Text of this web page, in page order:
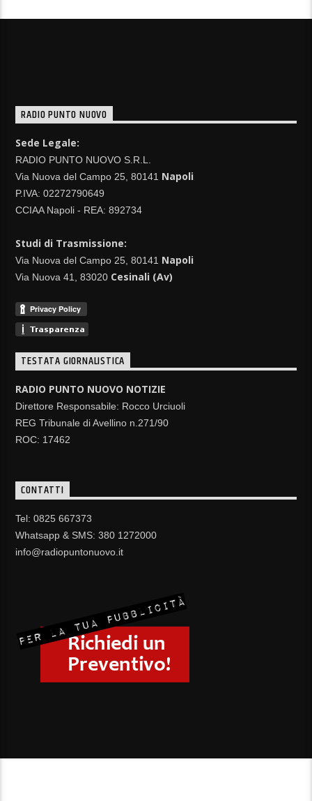
RADIO PUNTO NUOVO
Sede Legale:
RADIO PUNTO NUOVO S.R.L.
Via Nuova del Campo 25, 80141 Napoli
P.IVA: 02272790649
CCIAA Napoli - REA: 892734
Studi di Trasmissione:
Via Nuova del Campo 25, 80141 Napoli
Via Nuova 41, 83020 Cesinali (Av)
TESTATA GIORNALISTICA
RADIO PUNTO NUOVO NOTIZIE
Direttore Responsabile: Rocco Urciuoli
REG Tribunale di Avellino n.271/90
ROC: 17462
CONTATTI
Tel: 0825 667373
Whatsapp & SMS: 380 1272000
info@radiopuntonuovo.it